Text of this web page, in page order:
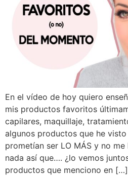
En el vídeo de hoy quiero
mis productos favoritos
capilares, maquillaje,
algunos productos que he
prometían ser LO MÁS y no
nada así que…. ¿lo vemos
productos que menciono en […]